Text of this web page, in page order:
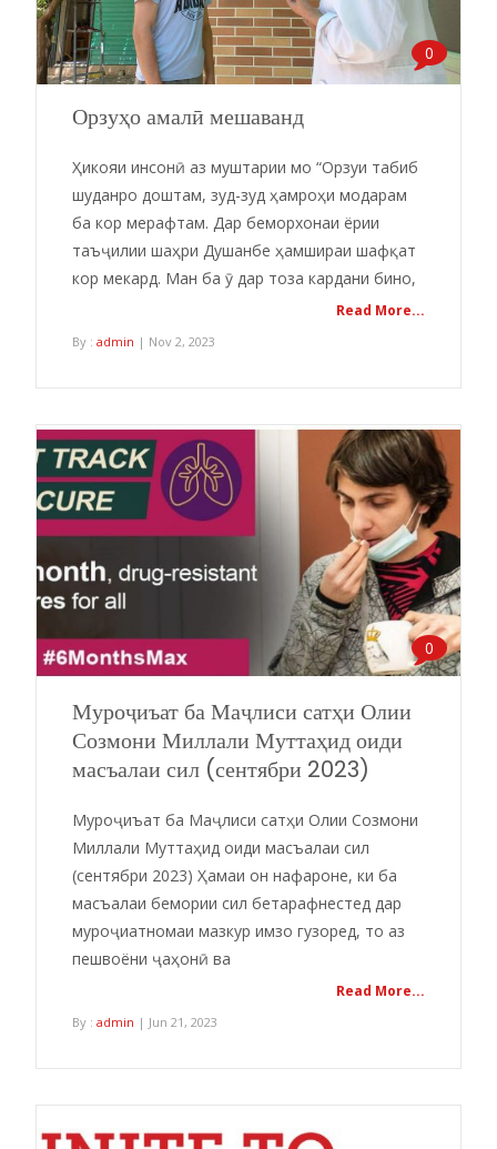
0
Орзуҳо амалӣ мешаванд
Ҳикояи инсонӣ аз муштарии мо “Орзуи табиб
шуданро доштам, зуд-зуд ҳамроҳи модарам
ба кор мерафтам. Дар беморхонаи ёрии
таъҷилии шаҳри Душанбе ҳамшираи шафқат
кор мекард. Ман ба ӯ дар тоза кардани бино,
Read More...
By : admin | Nov 2, 2023
0
Муроҷиъат ба Маҷлиси сатҳи Олии
Созмони Миллали Муттаҳид оиди
масъалаи сил (сентябри 2023)
Муроҷиъат ба Маҷлиси сатҳи Олии Созмони
Миллали Муттаҳид оиди масъалаи сил
(сентябри 2023) Ҳамаи он нафароне, ки ба
масъалаи бемории сил бетарафнестед дар
муроҷиатномаи мазкур имзо гузоред, то аз
пешвоёни ҷаҳонӣ ва
Read More...
By : admin | Jun 21, 2023